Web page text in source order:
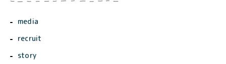
media
recruit
story